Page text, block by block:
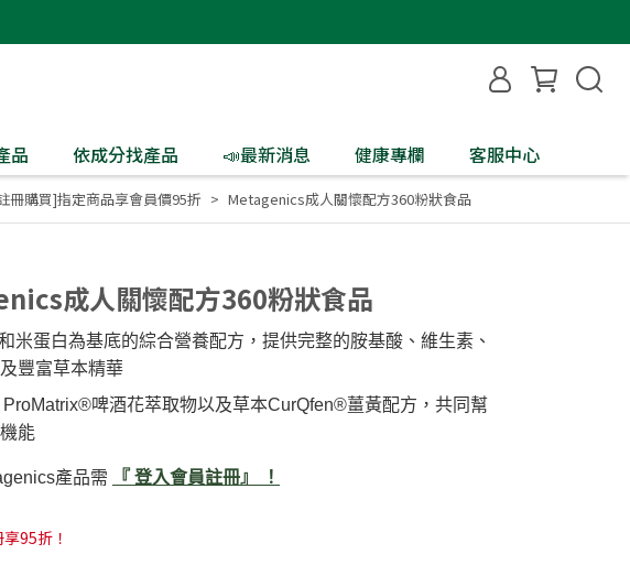
品 依成分找產品 📣最新消息 健康專欄 客服中心
冊購買]指定商品享會員價95折 Metagenics成人關懷配方360粉狀食品
成人關懷配方360粉狀食品
米蛋白為基底的綜合營養配方，提供完整的胺基酸、維生素、
豐富草本精華
ProMatrix®啤酒花萃取物以及草本CurQfen®薑黃配方，共同幫
能
產品需 『 登入會員註冊』 ！
95折！